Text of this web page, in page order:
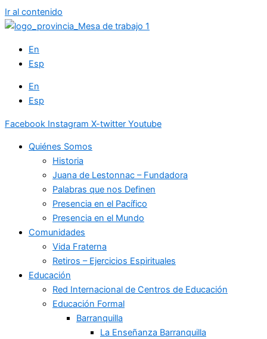
Ir al contenido
En
Esp
En
Esp
Facebook Instagram X-twitter Youtube
Quiénes Somos
Historia
Juana de Lestonnac – Fundadora
Palabras que nos Definen
Presencia en el Pacífico
Presencia en el Mundo
Comunidades
Vida Fraterna
Retiros – Ejercicios Espirituales
Educación
Red Internacional de Centros de Educación
Educación Formal
Barranquilla
La Enseñanza Barranquilla